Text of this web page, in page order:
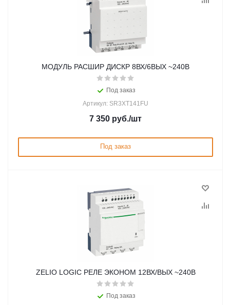
МОДУЛЬ РАСШИР ДИСКР 8ВХ/6ВЫХ ~240В
Под заказ
Артикул: SR3XT141FU
7 350 руб./шт
Под заказ
ZELIO LOGIC РЕЛЕ ЭКОНОМ 12ВХ/ВЫХ ~240В
Под заказ